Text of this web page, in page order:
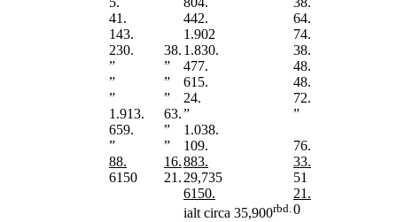
41.
143.
230.
”
”
”
1.913.
659.
”
88.
6150
38.
”
”
”
63.
”
”
16.
21.
442.
1.902
1.830.
477.
615.
24.
”
1.038.
109.
883.
29,735
6150.
ialt circa 35,900rbd.
64.
74.
38.
48.
48.
72.
”
76.
33.
51
21.
0